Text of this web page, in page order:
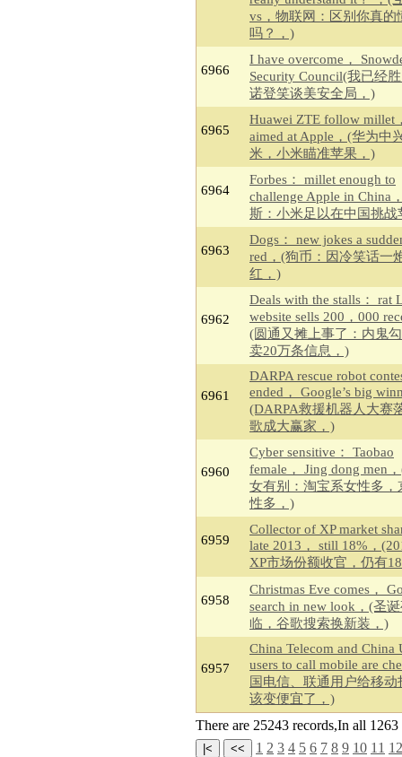
vs，物联网：区别你真的
吗？，)
6966
I have overcome，
Security Council(我已经
诺登笑谈美安全局，)
6965
Huawei ZTE follow millet
aimed at Apple，(华为中
米，小米瞄准苹果，)
6964
Forbes： millet enough to
challenge Apple in China
斯：小米足以在中国挑战
6963
Dogs： new jokes a
red，(狗币：因冷笑话一
红，)
6962
Deals with the stalls： rat
website sells 200，000
(圆通又摊上事了：内鬼
卖20万条信息，)
6961
DARPA rescue robot
ended， Google’s big
(DARPA救援机器人大赛
歌成大赢家，)
6960
Cyber sensitive： Taobao
female， Jing dong men
女有别：淘宝系女性多，
性多，)
6959
Collector of XP market
late 2013， still 18%，
XP市场份额收官，仍有
6958
Christmas Eve comes，
search in new look，(圣
临，谷歌搜索换新装，)
6957
China Telecom and China
users to call mobile are
国电信、联通用户给移动
该变便宜了，)
There are 25243 records,In all
1 2 3 4 5 6 7 8 9 10 11 12